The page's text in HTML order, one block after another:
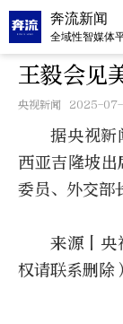
奔流新闻
全域性智媒体
王毅会见
央视新闻 2025-
据央视新
西亚吉隆坡
委员、外交部
来源丨央
权请联系删除）